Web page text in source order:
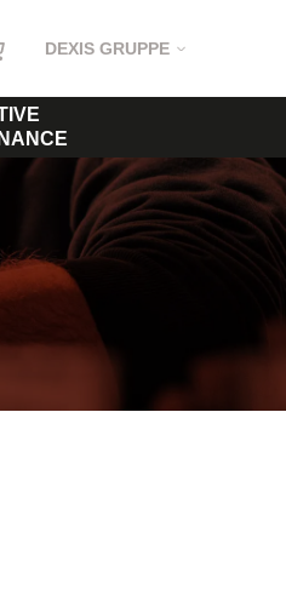
DEXIS GRUPPE